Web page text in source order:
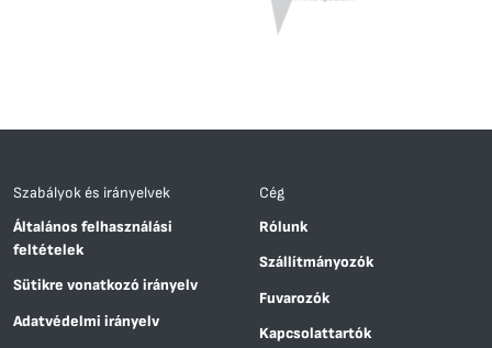
Szabályok és irányelvek
Általános felhasználási
feltételek
Sütikre vonatkozó irányelv
Adatvédelmi irányelv
Cég
Rólunk
Szállítmányozók
Fuvarozók
Kapcsolattartók